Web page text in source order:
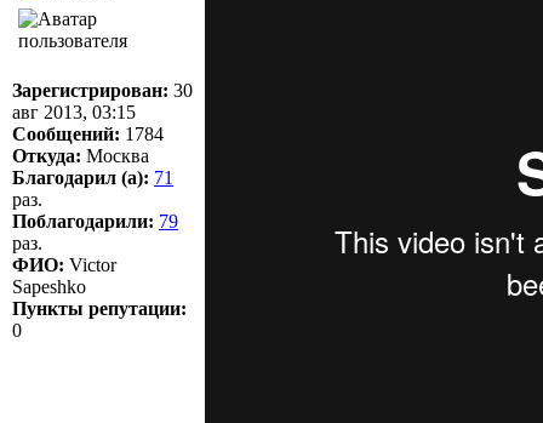
Зарегистрирован: 30
авг 2013, 03:15
Сообщений: 1784
Откуда: Москва
Благодарил (а): 71
раз.
Поблагодарили: 79
раз.
ФИО: Victor
Sapeshko
Пункты репутации:
0